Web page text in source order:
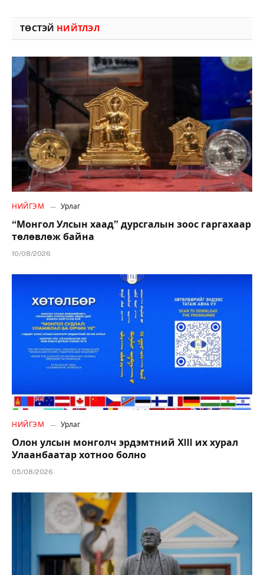
ТӨСТЭЙ НИЙТЛЭЛ
НИЙГЭМ Урлаг
“Монгол Улсын хаад” дурсгалын зоос гаргахаар
төлөвлөж байна
10/08/2026
НИЙГЭМ Урлаг
Олон улсын монголч эрдэмтний XIII их хурал
Улаанбаатар хотноо болно
05/08/2026